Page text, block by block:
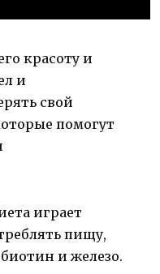
красоту и
и
свой
помогут
играет
пищу,
и железо.